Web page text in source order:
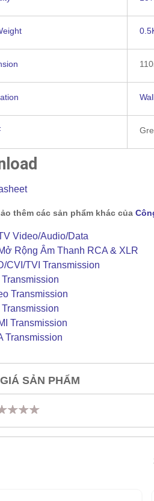
thêm các sản phẩm khác của
Video/Audio/Data
Rộng Âm Thanh RCA & XLR
CVI/TVI Transmission
Transmission
Transmission
Transmission
Transmission
Transmission
SẢN PHẨM